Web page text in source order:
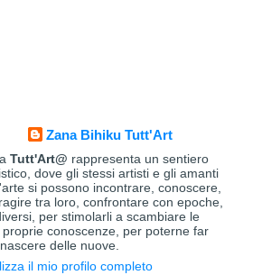
Zana Bihiku Tutt'Art
Tutt'Art@ rappresenta un sentiero
dove gli stessi artisti e gli amanti
si possono incontrare, conoscere,
tra loro, confrontare con epoche,
per stimolarli a scambiare le
conoscenze, per poterne far
nascere delle nuove.
il mio profilo completo